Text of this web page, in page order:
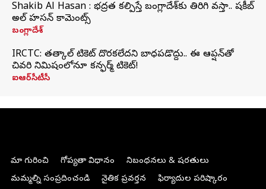
Shakib Al Hasan : భద్రత కల్పిస్తే బంగ్లాదేశ్‌కు తిరిగి వస్తా.. షకీబ్
అల్ హసన్ కామెంట్స్
బంగ్లాదేశ్
IRCTC: తత్కాల్ టికెట్ దొరకలేదని బాధపడొద్దు.. ఈ ఆప్షన్‌తో
చివరి నిమిషంలోనూ కన్ఫర్మ్ టికెట్!
ఐఆర్‌సీటీసీ
మా గురించి గోప్యతా విధానం
నిబంధనలు & షరతులు
మమ్మల్ని సంప్రదించండి
నైతిక ప్రవర్తన ఫిర్యాదుల పరిష్కారం